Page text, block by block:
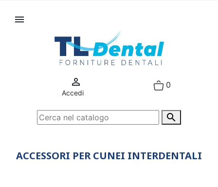



Accedi
0
ACCESSORI PER CUNEI INTERDENTALI